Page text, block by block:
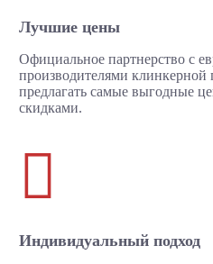
Лучшие цены
Официальное партнерство с
производителями клинкерной
предлагать самые выгодные
скидками.

Индивидуальный подход